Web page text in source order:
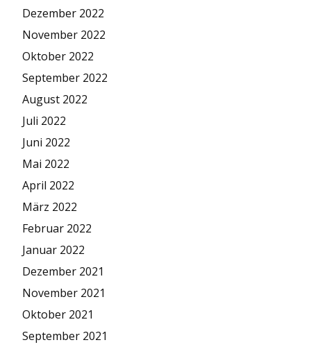
Dezember 2022
November 2022
Oktober 2022
September 2022
August 2022
Juli 2022
Juni 2022
Mai 2022
April 2022
März 2022
Februar 2022
Januar 2022
Dezember 2021
November 2021
Oktober 2021
September 2021